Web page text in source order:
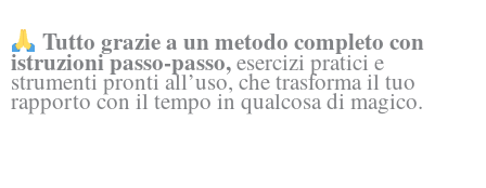
Tutto grazie a un metodo completo con
istruzioni passo-passo,esercizi pratici e
strumenti pronti all’uso, che trasforma il tuo
rapporto con il tempo in qualcosa di magico.